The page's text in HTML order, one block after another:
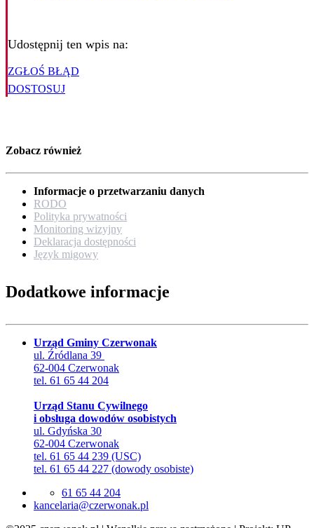
Udostępnij ten wpis na:
ZGŁOŚ BŁĄD
DOSTOSUJ
Zobacz również
Informacje o przetwarzaniu danych
RODO
Polityka prywatności
Monitoring wizyjny
Deklaracja dostępności
Język migowy
Dodatkowe informacje
Urząd Gminy Czerwonak
ul. Źródlana 39
62-004 Czerwonak
tel. 61 65 44 204
Urząd Stanu Cywilnego
i obsługa dowodów osobistych
ul. Gdyńska 30
62-004 Czerwonak
tel. 61 65 44 239 (USC)
tel. 61 65 44 227 (dowody osobiste)
61 65 44 204
lp.kanowrezc@airalecnak